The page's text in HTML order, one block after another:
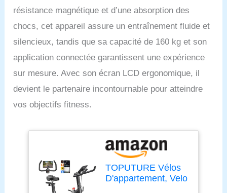
résistance magnétique et d’une absorption des
chocs, cet appareil assure un entraînement fluide et
silencieux, tandis que sa capacité de 160 kg et son
application connectée garantissent une expérience
sur mesure. Avec son écran LCD ergonomique, il
devient le partenaire incontournable pour atteindre
vos objectifs fitness.
TOPUTURE Vélos
D'appartement, Velo